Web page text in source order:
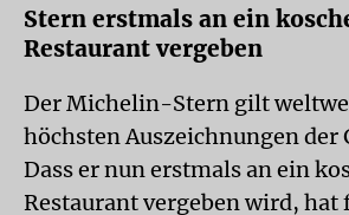
Stern erstmals an ein
Restaurant vergeben
Der Michelin-Stern gilt
höchsten Auszeichnungen der
Dass er nun erstmals an ein
Restaurant vergeben wird, hat